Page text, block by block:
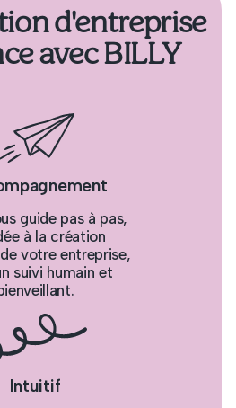
d'entreprise
avec BILLY
guide pas à pas,
à la création
votre entreprise,
suivi humain et
Intuitif